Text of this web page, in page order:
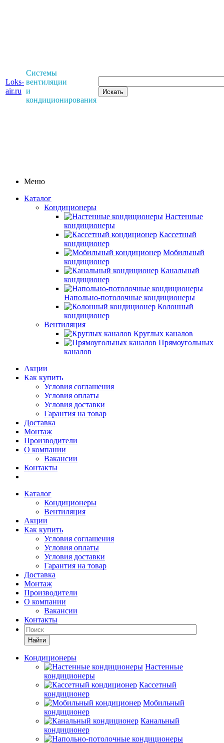
Loks-
air.ru
Системы
вентиляции
и
кондиционирования
Меню
Каталог
Кондиционеры
Настенные
кондиционеры
Кассетный
кондиционер
Мобильный
кондиционер
Канальный
кондиционер
Напольно-потолочные кондиционеры
Колонный
кондиционер
Вентиляция
Круглых каналов
Прямоугольных
каналов
Акции
Как купить
Условия соглашения
Условия оплаты
Условия доставки
Гарантия на товар
Доставка
Монтаж
Производители
О компании
Вакансии
Контакты
Каталог
Кондиционеры
Вентиляция
Акции
Как купить
Условия соглашения
Условия оплаты
Условия доставки
Гарантия на товар
Доставка
Монтаж
Производители
О компании
Вакансии
Контакты
Кондиционеры
Настенные
кондиционеры
Кассетный
кондиционер
Мобильный
кондиционер
Канальный
кондиционер